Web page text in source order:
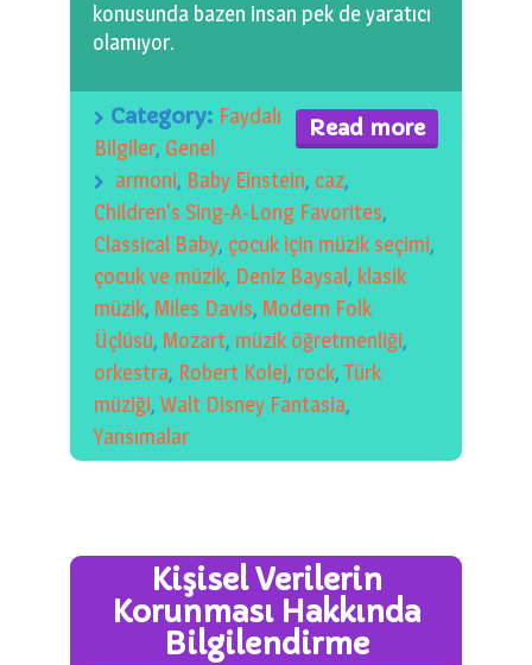
konusunda bazen insan pek de yaratıcı
olamıyor.
Read more
Category: Faydalı
Bilgiler, Genel
armoni, Baby Einstein, caz,
Children's Sing-A-Long Favorites,
Classical Baby, çocuk için müzik seçimi,
çocuk ve müzik, Deniz Baysal, klasik
müzik, Miles Davis, Modern Folk
Üçlüsü, Mozart, müzik öğretmenliği,
orkestra, Robert Kolej, rock,Türk
müziği, Walt Disney Fantasia,
Yansımalar
Kişisel Verilerin
Korunması Hakkında
Bilgilendirme